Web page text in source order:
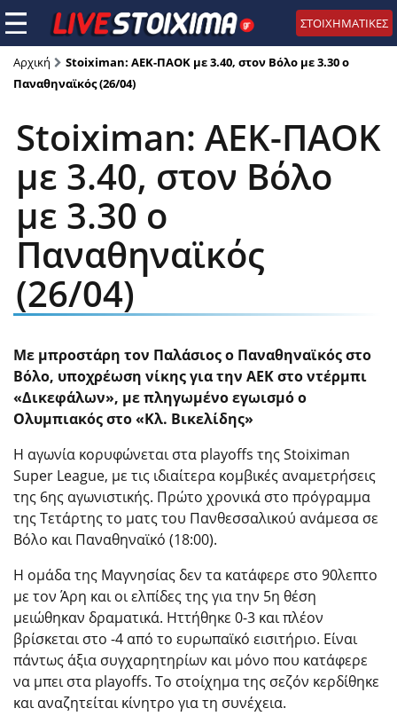
ΣΤΟΙΧΗΜΑΤΙΚΕΣ
Αρχική
Stoiximan: ΑΕΚ-ΠΑΟΚ με 3.40, στον Βόλο με 3.30 ο
Παναθηναϊκός (26/04)
Stoiximan: ΑΕΚ-ΠΑΟΚ
με 3.40, στον Βόλο
με 3.30 ο
Παναθηναϊκός
(26/04)
Με μπροστάρη τον Παλάσιος ο Παναθηναϊκός στο
Βόλο, υποχρέωση νίκης για την ΑΕΚ στο ντέρμπι
«Δικεφάλων», με πληγωμένο εγωισμό ο
Ολυμπιακός στο «Κλ. Βικελίδης»
Η αγωνία κορυφώνεται στα playoffs της Stoiximan
Super League, με τις ιδιαίτερα κομβικές αναμετρήσεις
της 6ης αγωνιστικής. Πρώτο χρονικά στο πρόγραμμα
της Τετάρτης το ματς του Πανθεσσαλικού ανάμεσα σε
Βόλο και Παναθηναϊκό (18:00).
Η ομάδα της Μαγνησίας δεν τα κατάφερε στο 90λεπτο
με τον Άρη και οι ελπίδες της για την 5η θέση
μειώθηκαν δραματικά. Ηττήθηκε 0-3 και πλέον
βρίσκεται στο -4 από το ευρωπαϊκό εισιτήριο. Είναι
πάντως άξια συγχαρητηρίων και μόνο που κατάφερε
να μπει στα playoffs. To στοίχημα της σεζόν κερδίθηκε
και αναζητείται κίνητρο για τη συνέχεια.